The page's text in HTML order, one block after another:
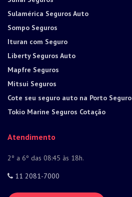
Sulamérica Seguros Auto
Sompo Seguros
Ituran com Seguro
Liberty Seguros Auto
Mapfre Seguros
Mitsui Seguros
Cote seu seguro auto na Porto Seguro
Tokio Marine Seguros Cotação
Atendimento
2º a 6º das 08:45 às 18h.
11 2081-7000